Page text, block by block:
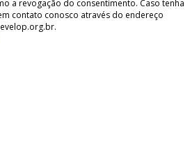
a revogação do consentimento. Caso tenha
contato conosco através do endereço